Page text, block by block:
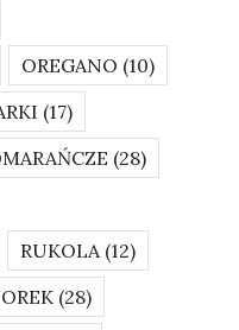
OREGANO (10)
(17)
(28)
RUKOLA(12)
(28)